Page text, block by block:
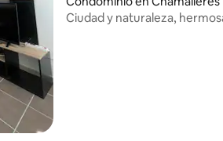
Ciudad y naturaleza,